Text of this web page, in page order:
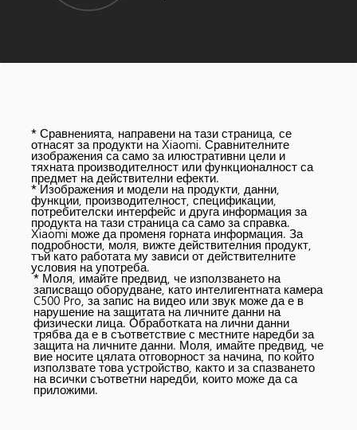
* Сравненията, направени на тази страница, се
отнасят за продукти на Xiaomi. Сравнителните
изображения са само за илюстративни цели и
тяхната производителност или функционалност са
предмет на действителни ефекти.
* Изображения и модели на продукти, данни,
функции, производителност, спецификации,
потребителски интерфейс и друга информация за
продукта на тази страница са само за справка.
Xiaomi може да променя горната информация. За
подробности, моля, вижте действителния продукт,
тъй като работата му зависи от действителните
условия на употреба.
* Моля, имайте предвид, че използването на
записващо оборудване, като интелигентната камера
C500 Pro, за запис на видео или звук може да е в
нарушение на защитата на личните данни на
физически лица. Обработката на лични данни
трябва да е в съответствие с местните наредби за
защита на личните данни. Моля, имайте предвид, че
вие носите цялата отговорност за начина, по който
използвате това устройство, както и за спазването
на всички съответни наредби, които може да са
приложими.